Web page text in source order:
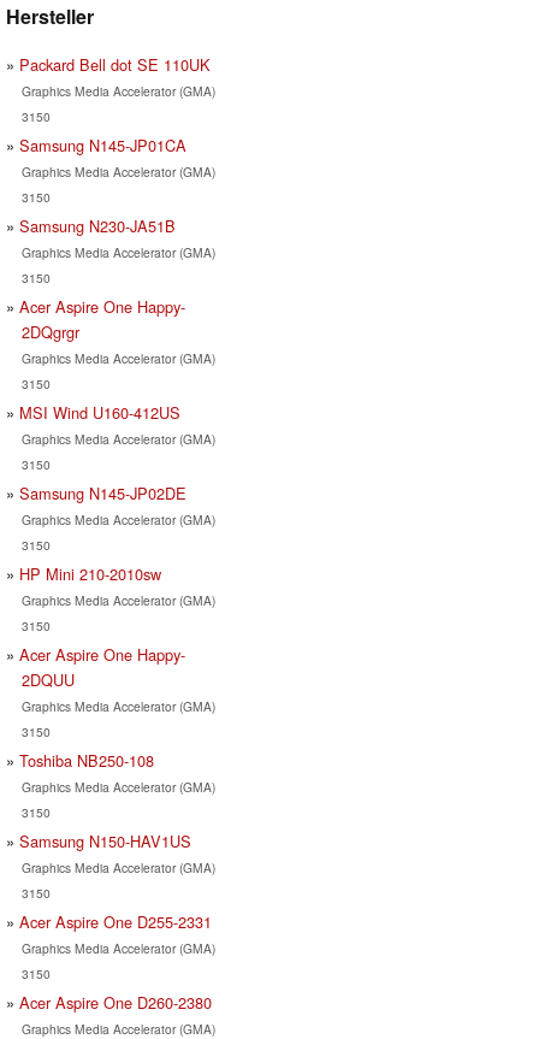
Hersteller
Packard Bell dot SE 110UK
Graphics Media Accelerator (GMA)
3150
Samsung N145-JP01CA
Graphics Media Accelerator (GMA)
3150
Samsung N230-JA51B
Graphics Media Accelerator (GMA)
3150
Acer Aspire One Happy-
2DQgrgr
Graphics Media Accelerator (GMA)
3150
MSI Wind U160-412US
Graphics Media Accelerator (GMA)
3150
Samsung N145-JP02DE
Graphics Media Accelerator (GMA)
3150
HP Mini 210-2010sw
Graphics Media Accelerator (GMA)
3150
Acer Aspire One Happy-
2DQUU
Graphics Media Accelerator (GMA)
3150
Toshiba NB250-108
Graphics Media Accelerator (GMA)
3150
Samsung N150-HAV1US
Graphics Media Accelerator (GMA)
3150
Acer Aspire One D255-2331
Graphics Media Accelerator (GMA)
3150
Acer Aspire One D260-2380
Graphics Media Accelerator (GMA)